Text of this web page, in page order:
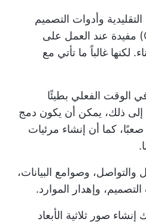
وأدوات التصميم
بمساعدة الحاسوب (CAD) مفيدة عند العمل على
غالباً ما تأتي مع
الوقت الفعلي بطيئًا
إلى ذلك، يمكن أن يكون دمج
كما أن إنشاء مرئيات
والتواصل، وصوامع البيانات،
وإهدار الموارد.
صور ثلاثية الأبعاد